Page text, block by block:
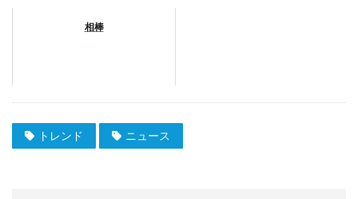
相棒
トレンド ニュース